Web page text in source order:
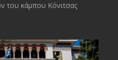
του κάμπου Κόνιτσας